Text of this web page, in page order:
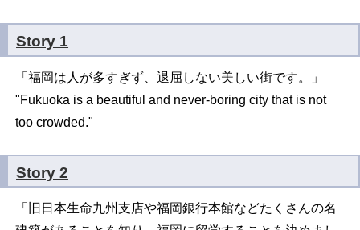
Story 1
「福岡は人が多すぎず、退屈しない美しい街です。」
"Fukuoka is a beautiful and never-boring city that is not
too crowded."
Story 2
「旧日本生命九州支店や福岡銀行本館などたくさんの名